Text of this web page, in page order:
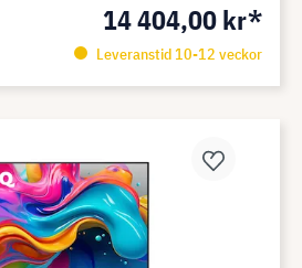
14 404,00 kr*
Leveranstid 10-12 veckor